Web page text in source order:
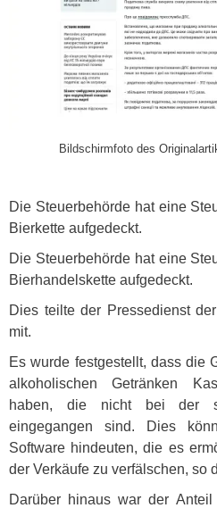
Bildschirmfoto des
Die Steuerbehörde hat eine
Bierkette aufgedeckt.
Die Steuerbehörde hat eine
Bierhandelskette aufgedeckt.
Dies teilte der Pressedienst
mit.
Es wurde festgestellt, dass die
alkoholischen Getränken
haben, die nicht bei der
eingegangen sind. Dies
Software hindeuten, die es
der Verkäufe zu verfälschen, so
Darüber hinaus war der